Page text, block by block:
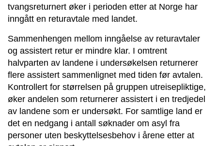
tvangsreturnert øker i perioden etter at Norge har
inngått en returavtale med landet.
Sammenhengen mellom inngåelse av returavtaler
og assistert retur er mindre klar. I omtrent
halvparten av landene i undersøkelsen returnerer
flere assistert sammenlignet med tiden før avtalen.
Kontrollert for størrelsen på gruppen utreisepliktige,
øker andelen som returnerer assistert i en tredjedel
av landene som er undersøkt. For samtlige land er
det en nedgang i antall søknader om asyl fra
personer uten beskyttelsesbehov i årene etter at